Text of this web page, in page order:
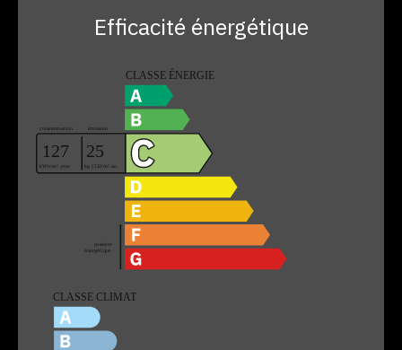
Efficacité énergétique